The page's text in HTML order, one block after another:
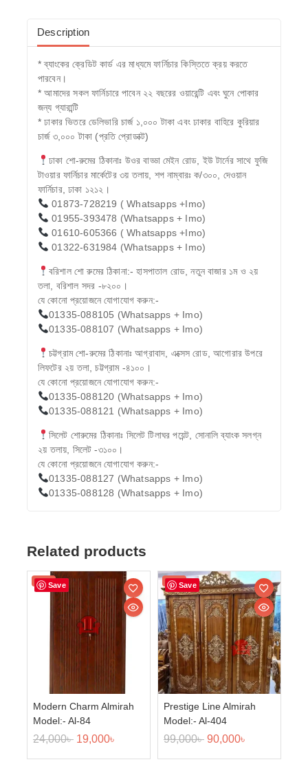
Description
* ব্যাংকের ক্রেডিট কার্ড এর মাধ্যমে ফার্নিচার কিস্তিতে ক্রয় করতে
পারবেন।
* আমাদের সকল ফার্নিচারে পাবেন ২২ বছরের ওয়ারেন্টি এবং ঘুনে পোকার
জন্য গ্যারান্টি
* ঢাকার ভিতরে ডেলিভারি চার্জ ১,০০০ টাকা এবং ঢাকার বাহিরে কুরিয়ার
চার্জ ৩,০০০ টাকা (প্রতি প্রোডাক্ট)
ঢাকা শো-রুমের ঠিকানাঃ উওর বাড্ডা মেইন রোড, ইউ টার্নের সাথে ফুজি
টাওয়ার ফার্নিচার মার্কেটের ৩য় তলায়, শপ নাম্বারঃ ক/৩০০, দেওয়ান
ফার্নিচার, ঢাকা ১২১২।
01873-728219 ( Whatsapps +Imo)
01955-393478 (Whatsapps + Imo)
01610-605366 ( Whatsapps +Imo)
01322-631984 (Whatsapps + Imo)
বরিশাল শো রুমের ঠিকানা:- হাসপাতাল রোড, নতুন বাজার ১ম ও ২য়
তলা, বরিশাল সদর -৮২০০।
যে কোনো প্রয়োজনে যোগাযোগ করুন:-
01335-088105 (Whatsapps + Imo)
01335-088107 (Whatsapps + Imo)
চট্টগ্রাম শো-রুমের ঠিকানাঃ আগ্রাবাদ, এক্সেস রোড, আগোরার উপরে
লিফটের ২য় তলা, চট্টগ্রাম -৪১০০।
যে কোনো প্রয়োজনে যোগাযোগ করুন:-
01335-088120 (Whatsapps + Imo)
01335-088121 (Whatsapps + Imo)
সিলেট শোরুমের ঠিকানাঃ সিলেট টিলাঘর পয়েন্ট, সোনালি ব্যাংক সলগ্ন
২য় তলায়, সিলেট -৩১০০।
যে কোনো প্রয়োজনে যোগাযোগ করুন:-
01335-088127 (Whatsapps + Imo)
01335-088128 (Whatsapps + Imo)
Related products
Save
Sale!
Modern Charm Almirah
Model:- Al-84
24,000৳ 19,000৳
Save
Sale!
Prestige Line Almirah
Model:- Al-404
99,000৳ 90,000৳